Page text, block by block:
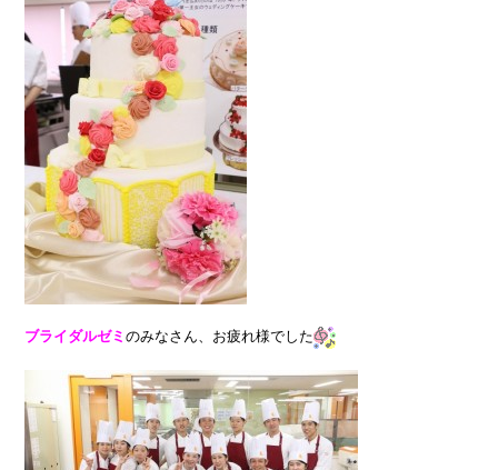
ブライダルゼミのみなさん、お疲れ様でした